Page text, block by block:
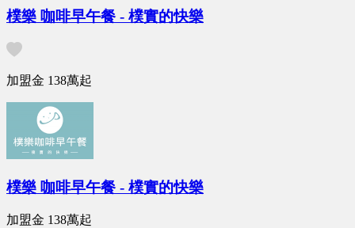
樸樂 咖啡早午餐 - 樸實的快樂
加盟金 138萬起
樸樂 咖啡早午餐 - 樸實的快樂
加盟金 138萬起